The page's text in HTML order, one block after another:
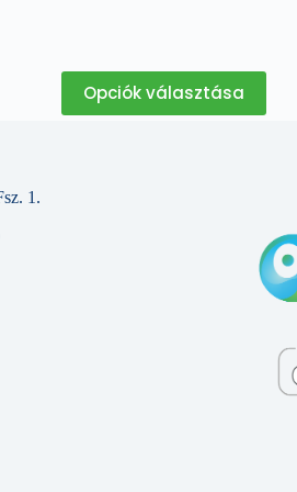
Opciók választása
Ennek
a
terméknek
1.